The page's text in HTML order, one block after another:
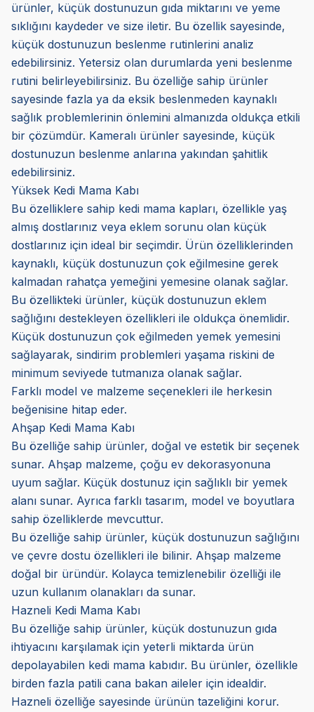
ürünler, küçük dostunuzun gıda miktarını ve yeme
sıklığını kaydeder ve size iletir. Bu özellik sayesinde,
küçük dostunuzun beslenme rutinlerini analiz
edebilirsiniz. Yetersiz olan durumlarda yeni beslenme
rutini belirleyebilirsiniz. Bu özelliğe sahip ürünler
sayesinde fazla ya da eksik beslenmeden kaynaklı
sağlık problemlerinin önlemini almanızda oldukça etkili
bir çözümdür. Kameralı ürünler sayesinde, küçük
dostunuzun beslenme anlarına yakından şahitlik
edebilirsiniz.
Yüksek Kedi Mama Kabı
Bu özelliklere sahip kedi mama kapları, özellikle yaş
almış dostlarınız veya eklem sorunu olan küçük
dostlarınız için ideal bir seçimdir. Ürün özelliklerinden
kaynaklı, küçük dostunuzun çok eğilmesine gerek
kalmadan rahatça yemeğini yemesine olanak sağlar.
Bu özellikteki ürünler, küçük dostunuzun eklem
sağlığını destekleyen özellikleri ile oldukça önemlidir.
Küçük dostunuzun çok eğilmeden yemek yemesini
sağlayarak, sindirim problemleri yaşama riskini de
minimum seviyede tutmanıza olanak sağlar.
Farklı model ve malzeme seçenekleri ile herkesin
beğenisine hitap eder.
Ahşap Kedi Mama Kabı
Bu özelliğe sahip ürünler, doğal ve estetik bir seçenek
sunar. Ahşap malzeme, çoğu ev dekorasyonuna
uyum sağlar. Küçük dostunuz için sağlıklı bir yemek
alanı sunar. Ayrıca farklı tasarım, model ve boyutlara
sahip özelliklerde mevcuttur.
Bu özelliğe sahip ürünler, küçük dostunuzun sağlığını
ve çevre dostu özellikleri ile bilinir. Ahşap malzeme
doğal bir üründür. Kolayca temizlenebilir özelliği ile
uzun kullanım olanakları da sunar.
Hazneli Kedi Mama Kabı
Bu özelliğe sahip ürünler, küçük dostunuzun gıda
ihtiyacını karşılamak için yeterli miktarda ürün
depolayabilen kedi mama kabıdır. Bu ürünler, özellikle
birden fazla patili cana bakan aileler için idealdir.
Hazneli özelliğe sayesinde ürünün tazeliğini korur.